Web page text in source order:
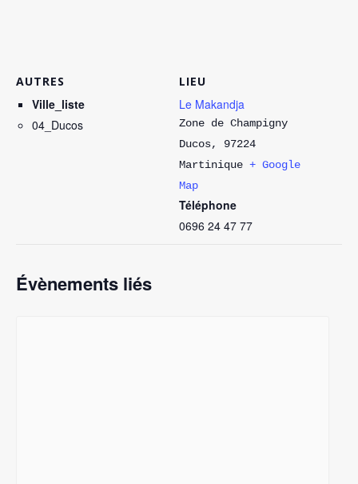
LIEU
Le Makandja
Zone de Champigny
Ducos,
97224
Martinique + Google
Map
Téléphone
0696 24 47 77
AUTRES
Ville_liste
04_Ducos
Évènements liés